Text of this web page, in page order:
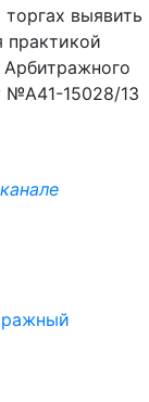
выявить
практикой
Арбитражного
№А41-15028/13